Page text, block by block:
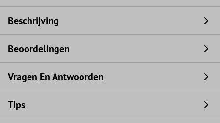
Beschrijving
Beoordelingen
Vragen En Antwoorden
Tips